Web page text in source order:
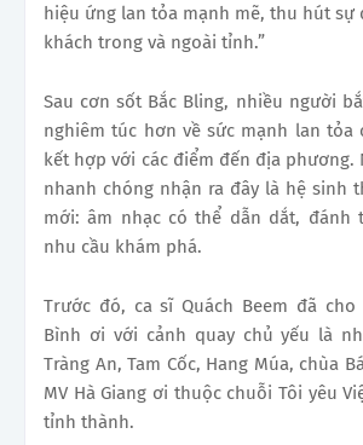
hiệu ứng lan tỏa mạnh mẽ, thu hút sự
khách trong và ngoài tỉnh.”
Sau cơn sốt Bắc Bling, nhiều người
nghiêm túc hơn về sức mạnh lan tỏa
kết hợp với các điểm đến địa phương.
nhanh chóng nhận ra đây là hệ sinh
mới: âm nhạc có thể dẫn dắt, đánh
nhu cầu khám phá.
Trước đó, ca sĩ Quách Beem đã cho
Bình ơi với cảnh quay chủ yếu là
Tràng An, Tam Cốc, Hang Múa, chùa
MV Hà Giang ơi thuộc chuỗi Tôi yêu
tỉnh thành.